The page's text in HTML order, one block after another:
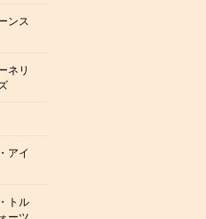
ンス
ネリ
アイ
トル